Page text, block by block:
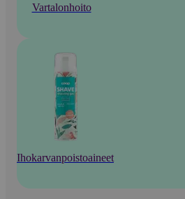
Vartalonhoito
Ihokarvanpoistoaineet